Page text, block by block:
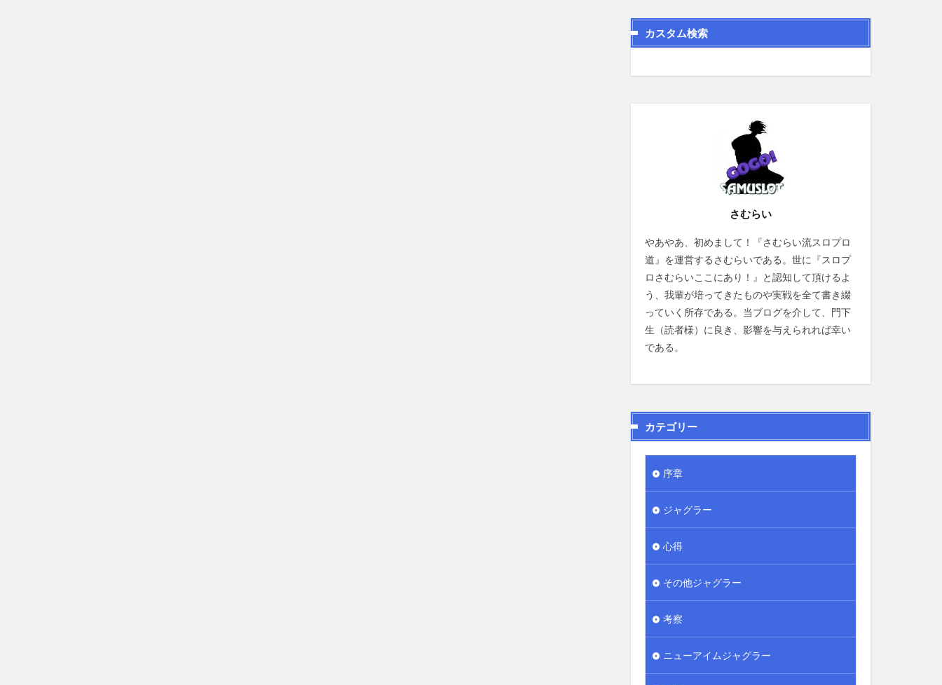
カスタム検索
さむらい
やあやあ、初めまして！『さむらい流スロプロ
道』を運営するさむらいである。世に『スロプ
ロさむらいここにあり！』と認知して頂けるよ
う、我輩が培ってきたものや実戦を全て書き綴
っていく所存である。当ブログを介して、門下
生（読者様）に良き、影響を与えられれば幸い
である。
カテゴリー
序章
ジャグラー
心得
その他ジャグラー
考察
ニューアイムジャグラー